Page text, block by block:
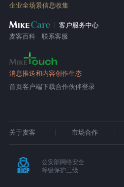
企业全场景信息收集
客户服务中心
麦客百科
联系客服
消息推送和内容创作生态
首页客户端下载合作伙伴登录
关于麦客 市场合作
公安部网络安全
等级保护三级